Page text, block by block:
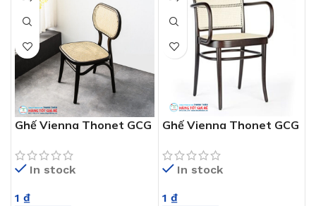
Ghế Vienna Thonet GCG
In stock
1 ₫
Ghế Vienna Thonet GCG
In stock
1 ₫